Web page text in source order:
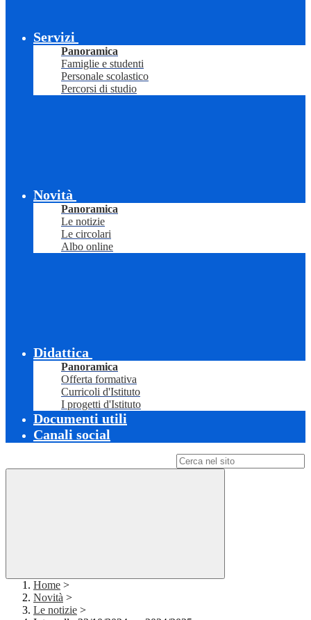
Servizi
Panoramica
Famiglie e studenti
Personale scolastico
Percorsi di studio
Novità
Panoramica
Le notizie
Le circolari
Albo online
Didattica
Panoramica
Offerta formativa
Curricoli d'Istituto
I progetti d'Istituto
Documenti utili
Canali social
Home >
Novità >
Le notizie >